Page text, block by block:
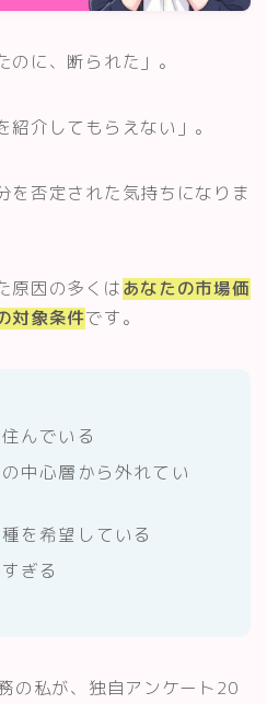
のに、断られた」。
紹介してもらえない」。
を否定された気持ちになりま
原因の多くはあなたの市場価
対象条件です。
んでいる
中心層から外れてい
を希望している
ぎる
の私が、独自アンケート20